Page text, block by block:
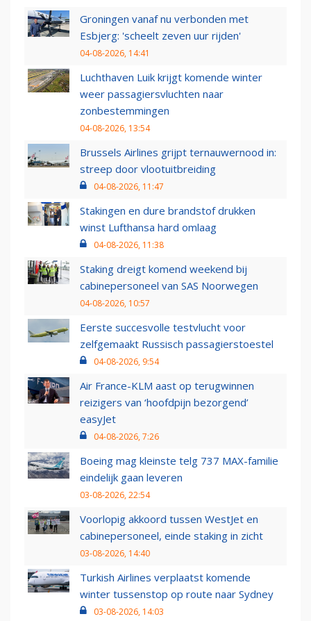
Groningen vanaf nu verbonden met
Esbjerg: 'scheelt zeven uur rijden'
04-08-2026, 14:41
Luchthaven Luik krijgt komende winter
weer passagiersvluchten naar
zonbestemmingen
04-08-2026, 13:54
Brussels Airlines grijpt ternauwernood in:
streep door vlootuitbreiding
04-08-2026, 11:47
Stakingen en dure brandstof drukken
winst Lufthansa hard omlaag
04-08-2026, 11:38
Staking dreigt komend weekend bij
cabinepersoneel van SAS Noorwegen
04-08-2026, 10:57
Eerste succesvolle testvlucht voor
zelfgemaakt Russisch passagierstoestel
04-08-2026, 9:54
Air France-KLM aast op terugwinnen
reizigers van ‘hoofdpijn bezorgend’
easyJet
04-08-2026, 7:26
Boeing mag kleinste telg 737 MAX-familie
eindelijk gaan leveren
03-08-2026, 22:54
Voorlopig akkoord tussen WestJet en
cabinepersoneel, einde staking in zicht
03-08-2026, 14:40
Turkish Airlines verplaatst komende
winter tussenstop op route naar Sydney
03-08-2026, 14:03